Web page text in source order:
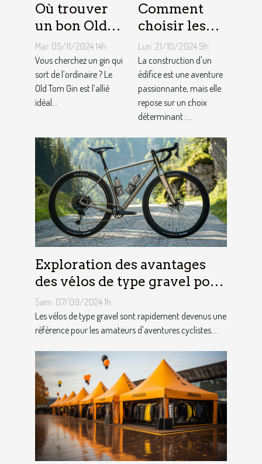
Où trouver
un bon Old
Tom Gin
artisanal ?
Mar. 05/11/2024 14h
Vous cherchez un gin qui
sort de l’ordinaire ? Le
Old Tom Gin est l’allié
idéal...
Comment
choisir les
matériaux de
construction
adaptés à
votre projet
Lun. 21/10/2024 9h
La construction d'un
édifice est une aventure
passionnante, mais elle
repose sur un choix
déterminant :...
Exploration des avantages
des vélos de type gravel pour
les aventuriers
Sam. 07/09/2024 1h
Les vélos de type gravel sont rapidement devenus une
référence pour les amateurs d'aventures cyclistes....